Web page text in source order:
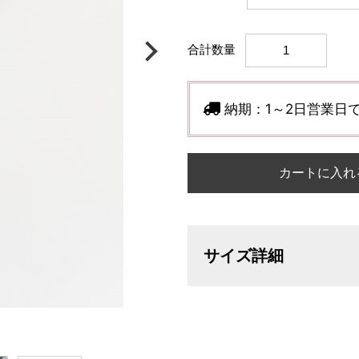
合計数量
納期： 1～2日営業日
カートに入れ
サイズ詳細